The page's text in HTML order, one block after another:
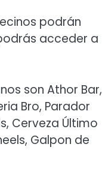
podrán
acceder a
son Athor Bar,
Bro, Parador
Cerveza Último
Galpon de